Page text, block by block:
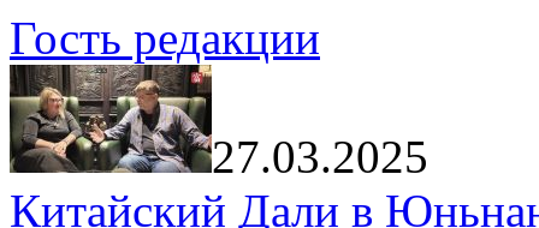
Гость редакции
27.03.2025
Китайский Дали в